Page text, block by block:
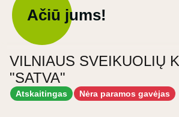
Ačiū jums!
VILNIAUS SVEIKUOLIŲ
"SATVA"
Atskaitingas Nėra paramos gavėjas